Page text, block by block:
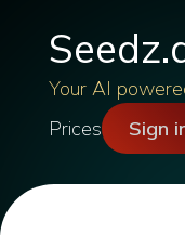
Your AI
Prices
Sign